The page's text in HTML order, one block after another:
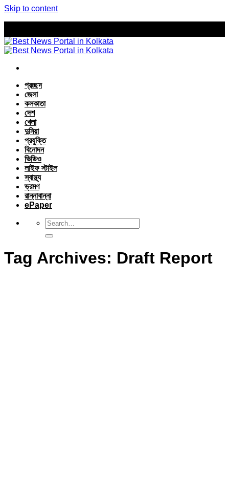
Skip to content
প্রচ্ছদ
জেলা
কলকাতা
দেশ
খেলা
দুনিয়া
প্রযুক্তি
বিনোদন
ভিডিও
লাইফ স্টাইল
স্বাস্থ্য
ভ্রমণ
রান্নাবান্না
ePaper
Tag Archives: Draft Report